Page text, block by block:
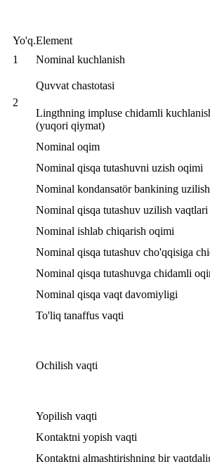
Yo'q.Element
1
Nominal kuchlanish
2
Quvvat chastotasi
Lingthning impluse chidamli
(yuqori qiymat)
Nominal oqim
Nominal qisqa tutashuvni uzish oqimi
Nominal kondansatör bankining
Nominal qisqa tutashuv uzilish vaqtlari
Nominal ishlab chiqarish oqimi
Nominal qisqa tutashuv cho'qqisiga
Nominal qisqa tutashuvga chidamli
Nominal qisqa vaqt davomiyligi
To'liq tanaffus vaqti
Ochilish vaqti
Yopilish vaqti
Kontaktni yopish vaqti
Kontaktni almashtirishning bir